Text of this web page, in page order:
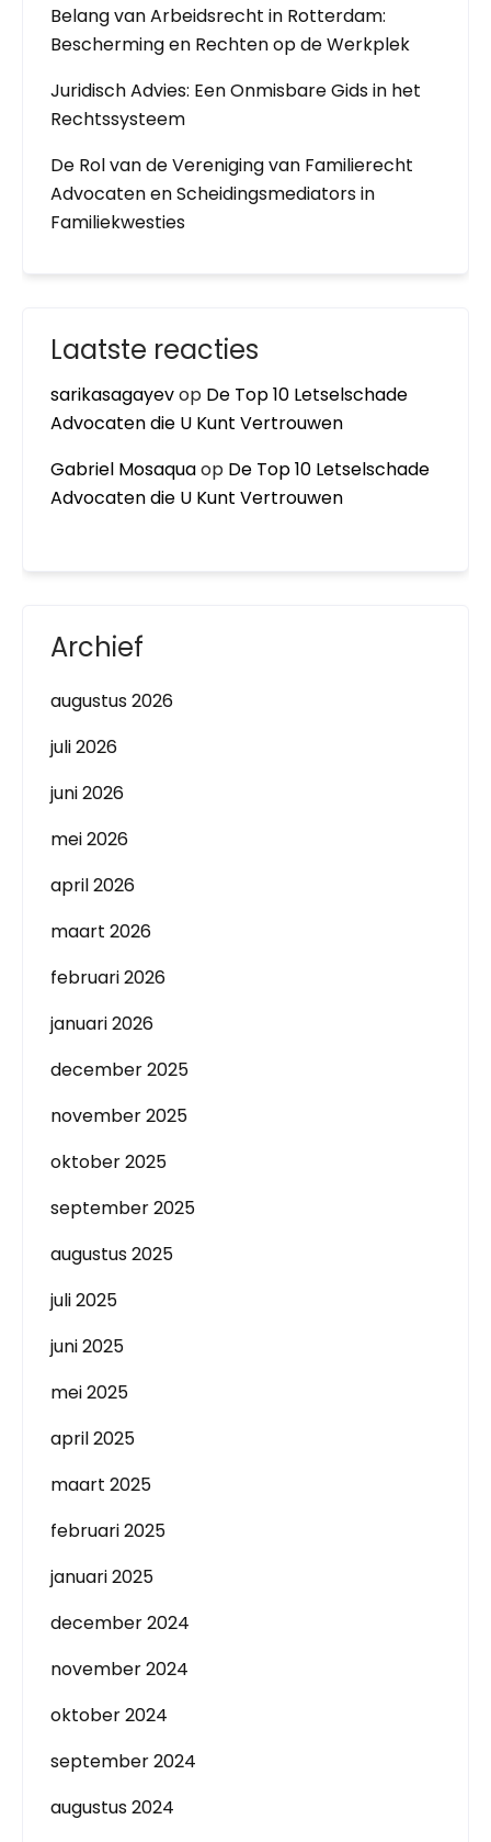
Belang van Arbeidsrecht in Rotterdam:
Bescherming en Rechten op de Werkplek
Juridisch Advies: Een Onmisbare Gids in het
Rechtssysteem
De Rol van de Vereniging van Familierecht
Advocaten en Scheidingsmediators in
Familiekwesties
Laatste reacties
sarikasagayevop De Top 10 Letselschade
Advocaten die U Kunt Vertrouwen
Gabriel Mosaquaop De Top 10 Letselschade
Advocaten die U Kunt Vertrouwen
Archief
augustus 2026
juli 2026
juni 2026
mei 2026
april 2026
maart 2026
februari 2026
januari 2026
december 2025
november 2025
oktober 2025
september 2025
augustus 2025
juli 2025
juni 2025
mei 2025
april 2025
maart 2025
februari 2025
januari 2025
december 2024
november 2024
oktober 2024
september 2024
augustus 2024